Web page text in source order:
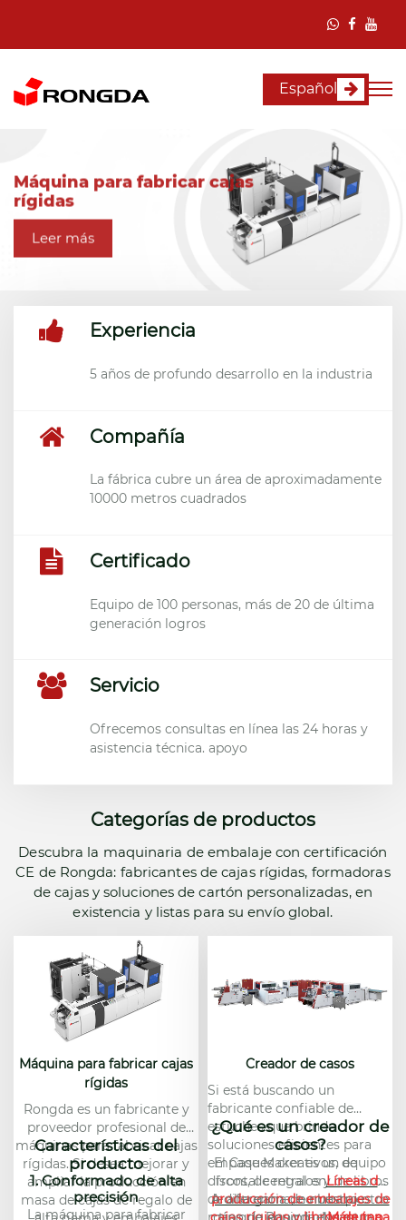
Español
Máquina para fabricar cajas
rígidas
Leer más
Experiencia
5 años de profundo desarrollo en la industria
Compañía
La fábrica cubre un área de aproximadamente
10000 metros cuadrados
Certificado
Equipo de 100 personas, más de 20 de última
generación logros
Servicio
Ofrecemos consultas en línea las 24 horas y
asistencia técnica. apoyo
Categorías de productos
Descubra la maquinaria de embalaje con certificación
CE de Rongda: fabricantes de cajas rígidas, formadoras
de cajas y soluciones de cartón personalizadas, en
existencia y listas para su envío global.
Máquina para fabricar cajas
rígidas
Rongda es un fabricante y
proveedor profesional de
máquinas para fabricar cajas
rígidas. Si desea mejorar y
ampliar la producción en
masa de cajas de regalo de
Características del
producto
1. Conformado de alta
precisión
La máquina para fabricar
Creador de casos
Si está buscando un
fabricante confiable de
estuches que brinde
soluciones eficientes para
empaques creativos, de
discos, de regalos y de libros
de alta gama, no busque
¿Qué es un creador de
casos?
El Case Maker es un equipo
frontal central enLíneas de
producción de embalajes de
A diferencia de nuestro otro